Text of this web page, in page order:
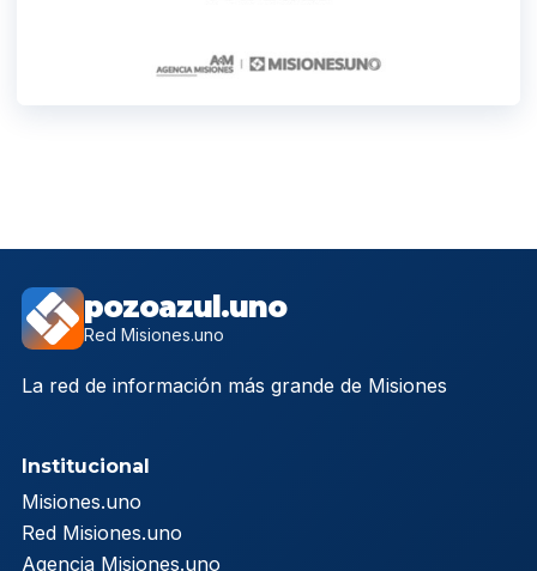
pozoazul.uno
Red Misiones.uno
La red de información más grande de Misiones
Institucional
Misiones.uno
Red Misiones.uno
Agencia Misiones.uno